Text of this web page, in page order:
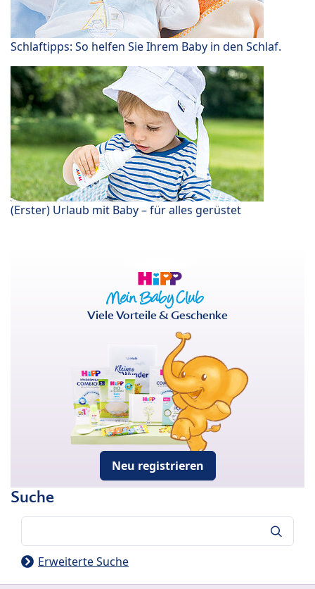
Schlaftipps: So helfen Sie Ihrem Baby in den Schlaf.
(Erster) Urlaub mit Baby – für alles gerüstet
Viele Vorteile & Geschenke
Neu registrieren
Suche
Erweiterte Suche